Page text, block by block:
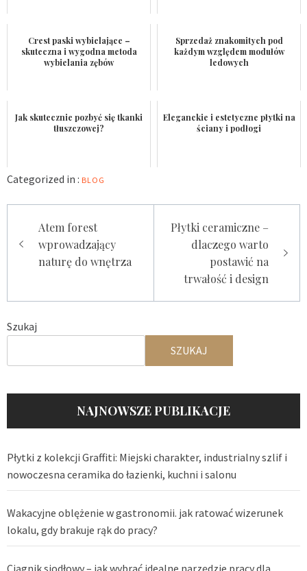
Crest paski wybielające –
skuteczna i wygodna metoda
wybielania zębów
Sprzedaż znakomitych pod
każdym względem modułów
ledowych
Jak skutecznie pozbyć się tkanki
tłuszczowej?
Eleganckie i estetyczne płytki na
ściany i podłogi
Categorized in : BLOG
wpisuAtem forest
wprowadzający
naturę do wnętrza
Płytki ceramiczne –
dlaczego warto
postawić na
trwałość i design
Szukaj
SZUKAJ
NAJNOWSZE PUBLIKACJE
Płytki z kolekcji Graffiti: Miejski charakter, industrialny szlif i
nowoczesna ceramika do łazienki, kuchni i salonu
Wakacyjne oblężenie w gastronomii. jak ratować wizerunek
lokalu, gdy brakuje rąk do pracy?
Ciągnik siodłowy – jak wybrać idealne narzędzie pracy dla